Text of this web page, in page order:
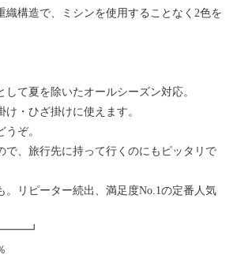
織構造で、ミシンを使用することなく2色を
して夏を除いたオールシーズン対応。
・ひざ掛けに使えます。
ぞ。
で、旅行先に持って行くのにもピッタリで
。リピーター続出、満足度No.1の定番人気